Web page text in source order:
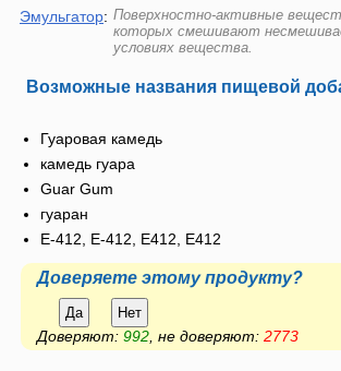
Эмульгатор: Поверхностно-активные
которых смешивают
условиях вещества.
Возможные названия пищевой
Гуаровая камедь
камедь гуара
Guar Gum
гуаран
E-412, Е-412, Е412, E412
Доверяете этому продукту?
Да Нет
Доверяют: 992, не доверяют: 2773